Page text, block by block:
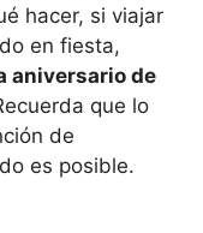
hacer, si viajar
en fiesta,
aniversario de
que lo
de
es posible.